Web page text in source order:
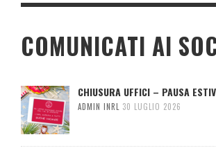
COMUNICATI AI
CHIUSURA UFFICI – PAUSA
ADMIN INRL 30 LUGLIO 2026